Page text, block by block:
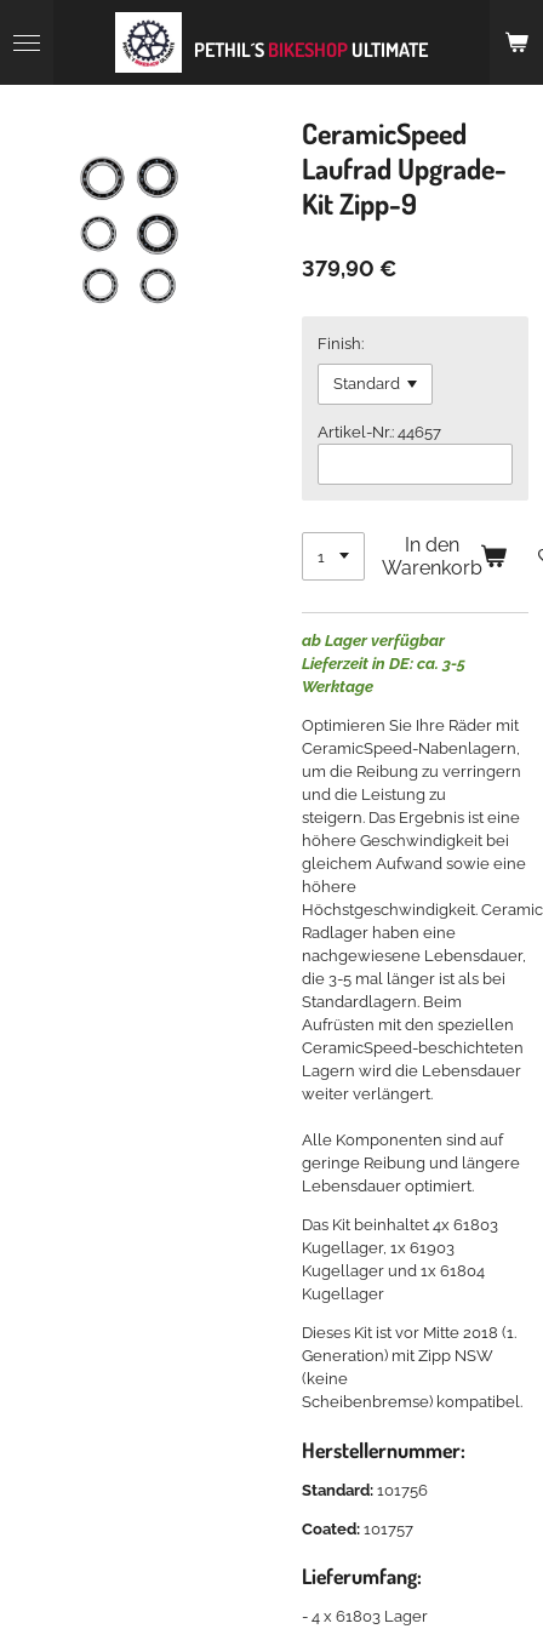
Hauptinhalt
PETHIL´S BIKESHOP ULTIMATE
CeramicSpeed
Laufrad Upgrade-
Kit Zipp-9
379,90 €
Finish:
Artikel-Nr.: 44657
In den
Warenkorb
ab Lager verfügbar
Lieferzeit in DE: ca. 3-5
Werktage
Optimieren Sie Ihre Räder mit
CeramicSpeed-Nabenlagern,
um die Reibung zu verringern
und die Leistung zu
steigern. Das Ergebnis ist eine
höhere Geschwindigkeit bei
gleichem Aufwand sowie eine
höhere
Höchstgeschwindigkeit.
Radlager haben eine
nachgewiesene Lebensdauer,
die 3-5 mal länger ist als bei
Standardlagern. Beim
Aufrüsten mit den speziellen
CeramicSpeed-beschichteten
Lagern wird die Lebensdauer
weiter verlängert.
Alle Komponenten sind auf
geringe Reibung und längere
Lebensdauer optimiert.
Das Kit beinhaltet 4x 61803
Kugellager, 1x 61903
Kugellager und 1x 61804
Kugellager
Dieses Kit ist vor Mitte 2018 (1.
Generation) mit Zipp NSW
(keine
Scheibenbremse) kompatibel.
Herstellernummer:
Standard: 101756
Coated: 101757
Lieferumfang:
- 4 x 61803 Lager